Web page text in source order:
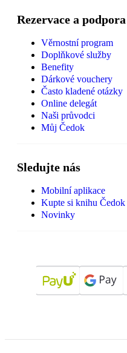
Rezervace a podpora
Věrnostní program
Doplňkové služby
Benefity
Dárkové vouchery
Často kladené otázky
Online delegát
Naši průvodci
Můj Čedok
Sledujte nás
Mobilní aplikace
Kupte si knihu Čedok
Novinky